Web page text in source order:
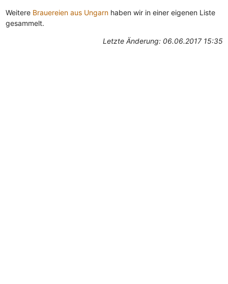
Weitere Brauereien aus Ungarnhaben wir in einer eigenen Liste
gesammelt.
Letzte Änderung: 06.06.2017 15:35